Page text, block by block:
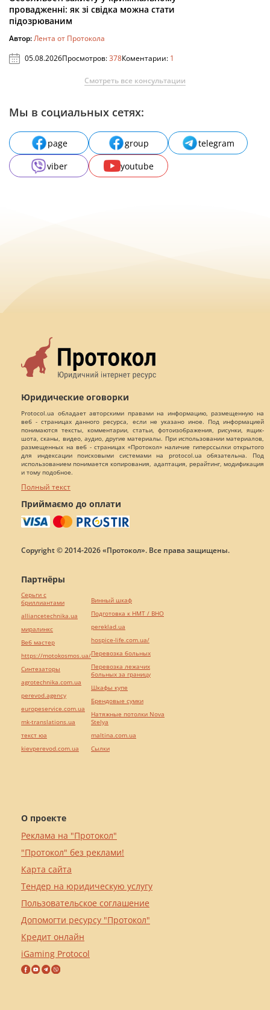
провадженні: як зі свідка можна стати
підозрюваним
Автор:Лента от Протокола
05.08.2026Просмотров:378Коментарии: 1
Смотреть все консультации
Мы в социальных сетях:
page group
telegram
viber
youtube
Юридические оговорки
Protocol.ua обладает авторскими правами на информацию, размещенную на
веб - страницах данного ресурса, если не указано иное. Под информацией
понимаются тексты, комментарии, статьи, фотоизображения, рисунки, ящик-
шота, сканы, видео, аудио, другие материалы. При использовании материалов,
размещенных на веб - страницах «Протокол» наличие гиперссылки открытого
для индексации поисковыми системами на protocol.ua обязательна. Под
использованием понимается копирования, адаптация, рерайтинг, модификация
и тому подобное.
Полный текст
Приймаємо до оплати
Copyright © 2014-2026 «Протокол». Все права защищены.
О проекте
Реклама на "Протокол"
"Протокол" без реклами!
Карта сайта
Тендер на юридическую услугу
Пользовательское соглашение
Допомогти ресурсу "Протокол"
Кредит онлайн
iGaming Protocol
Партнёры
Серьги с
бриллиантами
alliancetechnika.ua
миралинкс
Веб мастер
https://motokosmos.ua/
Синтезаторы
agrotechnika.com.ua
perevod.agency
europeservice.com.ua
mk-translations.ua
текст юа
kievperevod.com.ua
Винный шкаф
Подготовка к НМТ / ВНО
pereklad.ua
hospice-life.com.ua/
Перевозка больных
Перевозка лежачих
больных за границу
Шкафы купе
Брендовые сумки
Натяжные потолки Nova
Stelya
maltina.com.ua
Cылки